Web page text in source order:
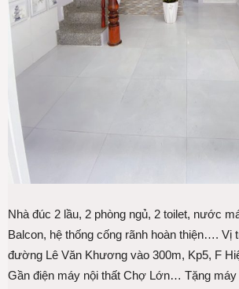
Nhà đúc 2 lầu, 2 phòng ngủ, 2 toilet, nước
Balcon, hệ thống cống rãnh hoàn thiện…. Vị
đường Lê Văn Khương vào 300m, Kp5, F
Gần điện máy nội thất Chợ Lớn… Tặng